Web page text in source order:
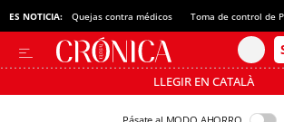
ES NOTICIA: Quejas contra médicos Toma de control de
LLEGIR EN CATALÀ